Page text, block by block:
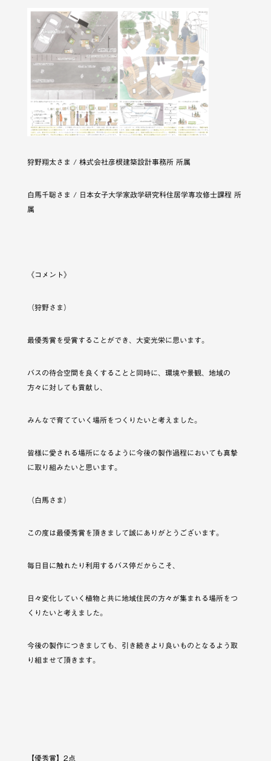
狩野翔太さま / 株式会社彦根建築設計事務所 所属
白馬千聡さま / 日本女子大学家政学研究科住居学専攻修士課程 所
属
《コメント》
（狩野さま）
最優秀賞を受賞することができ、大変光栄に思います。
バスの待合空間を良くすることと同時に、環境や景観、地域の
方々に対しても貢献し、
みんなで育てていく場所をつくりたいと考えました。
皆様に愛される場所になるように今後の製作過程においても真摯
に取り組みたいと思います。
（白馬さま）
この度は最優秀賞を頂きまして誠にありがとうございます。
毎日目に触れたり利用するバス停だからこそ、
日々変化していく植物と共に地域住民の方々が集まれる場所をつ
くりたいと考えました。
今後の製作につきましても、引き続きより良いものとなるよう取
り組ませて頂きます。
【優秀賞】2点